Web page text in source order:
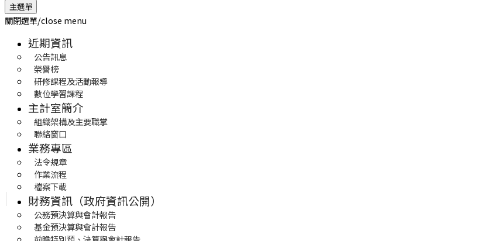
主選單
關閉選單/close menu
近期資訊
公告訊息
榮譽榜
研修課程及活動報導
數位學習課程
主計室簡介
組織架構及主要職掌
聯絡窗口
業務專區
法令規章
作業流程
檔案下載
財務資訊（政府資訊公開）
公務預決算與會計報告
基金預決算與會計報告